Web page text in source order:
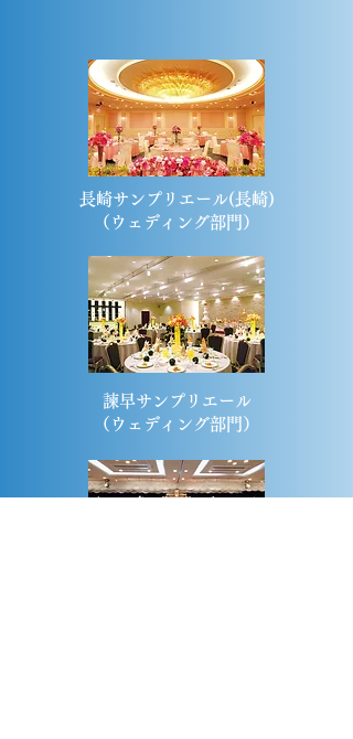
長崎サンプリエール(長崎)
​（ウェディング部門）
諫早サンプリエール
​（ウェディング部門）